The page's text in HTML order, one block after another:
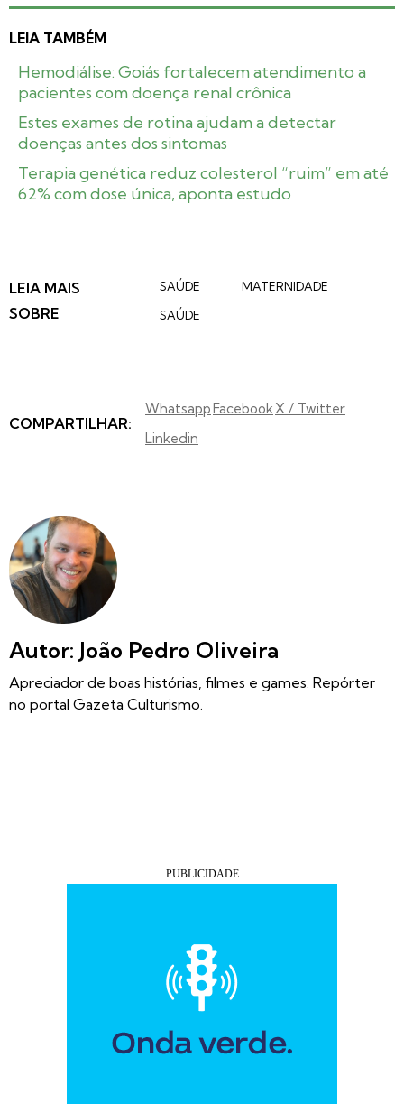
LEIA TAMBÉM
Hemodiálise: Goiás fortalecem atendimento a
pacientes com doença renal crônica
Estes exames de rotina ajudam a detectar
doenças antes dos sintomas
Terapia genética reduz colesterol “ruim” em até
62% com dose única, aponta estudo
LEIA MAIS
SOBRE
SAÚDE
MATERNIDADE
SAÚDE
COMPARTILHAR:
Whatsapp FacebookX / Twitter
Linkedin
Autor: João Pedro Oliveira
Apreciador de boas histórias, filmes e games. Repórter
no portal Gazeta Culturismo.